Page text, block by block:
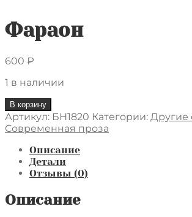
Фараон
600 ₽
1 в наличии
Количество
товара
Фараон
В корзину
Артикул: БН1820 Категории: Другие
Современная проза
Описание
Детали
Отзывы (0)
Описание